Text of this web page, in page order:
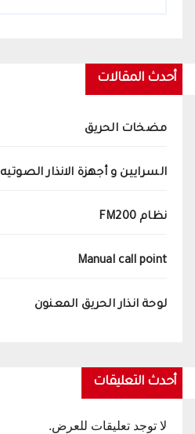
أحدث المقالات
مضخات الحريق
السرايين و أجهزة الانذار الصوتيه
نظام FM200
Manual call point
لوحة انذار الحريق المعنون
أحدث التعليقات
لا توجد تعليقات للعرض.